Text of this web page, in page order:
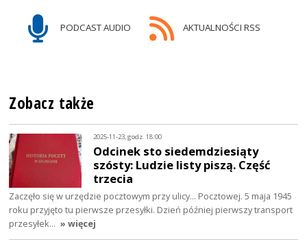
PODCAST AUDIO AKTUALNOŚCI RSS
Zobacz także
2025-11-23, godz. 18:00
Odcinek sto siedemdziesiąty
szósty: Ludzie listy piszą. Część
trzecia
Zaczęło się w urzędzie pocztowym przy ulicy... Pocztowej. 5 maja 1945
roku przyjęto tu pierwsze przesyłki. Dzień później pierwszy transport
przesyłek… » więcej